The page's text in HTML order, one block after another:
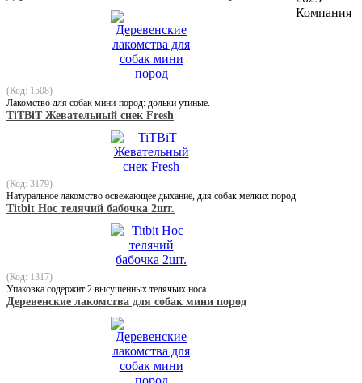
(Код: 1508)
Лакомство для собак мини-пород: дольки утиные.
TiTBiT Жевательный снек Fresh
(Код: 3179)
Натуральное лакомство освежающее дыхание, для собак мелких пород
Titbit Нос телячий бабочка 2шт.
(Код: 1317)
Упаковка содержит 2 высушенных телячьих носа.
Деревенские лакомства для собак мини пород
Компания